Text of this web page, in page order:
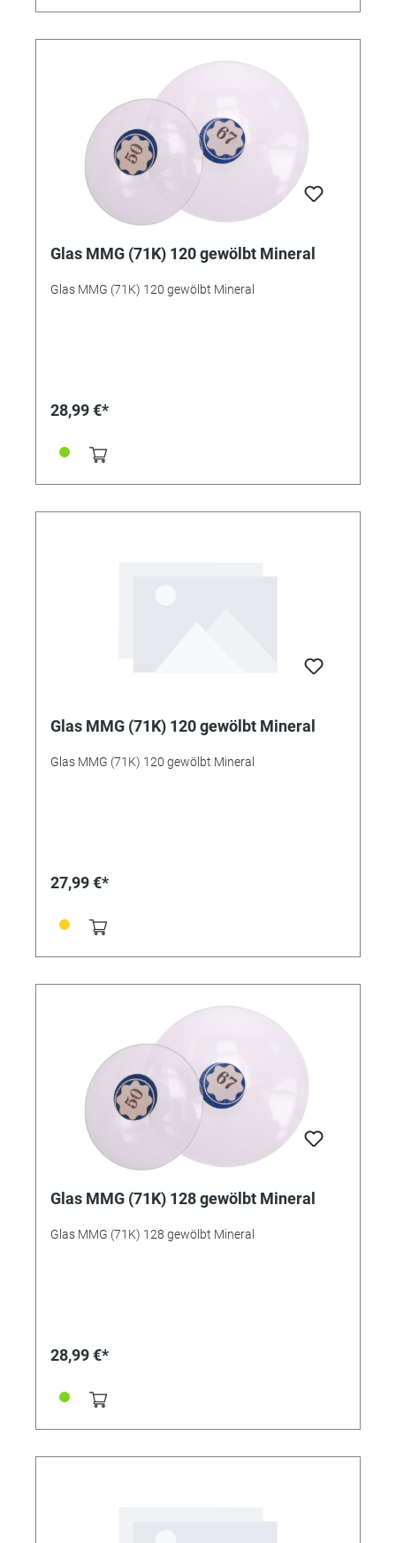
Glas MMG (71K) 120 gewölbt Mineral
Glas MMG (71K) 120 gewölbt Mineral
28,99 €*
Glas MMG (71K) 120 gewölbt Mineral
Glas MMG (71K) 120 gewölbt Mineral
27,99 €*
Glas MMG (71K) 128 gewölbt Mineral
Glas MMG (71K) 128 gewölbt Mineral
28,99 €*